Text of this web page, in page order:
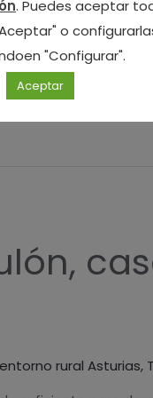
de cosechas y
…
entorno rural Asturias,
. Puedes aceptar
o
"Configurar".
Aceptar